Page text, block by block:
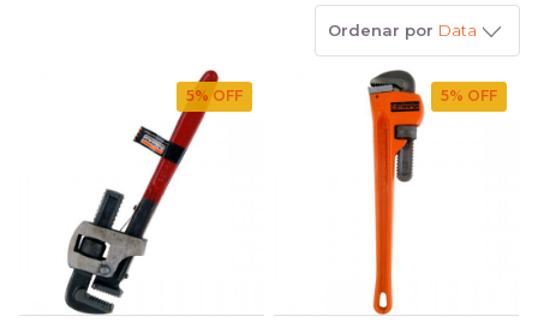
Ordenar por Data
5% OFF 5% OFF